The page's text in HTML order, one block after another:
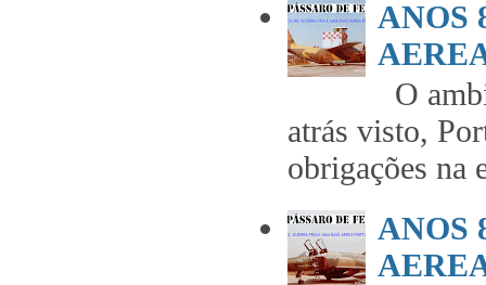
ANOS
O
atrás visto,
obrigações na
ANOS